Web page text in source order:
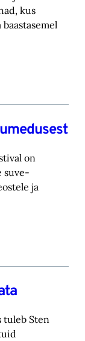
‎kus
on
suve-‎
ja
tuleb Sten